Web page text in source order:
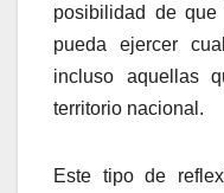
posibilidad de
pueda ejercer
incluso aquellas
territorio nacional.
Este tipo de